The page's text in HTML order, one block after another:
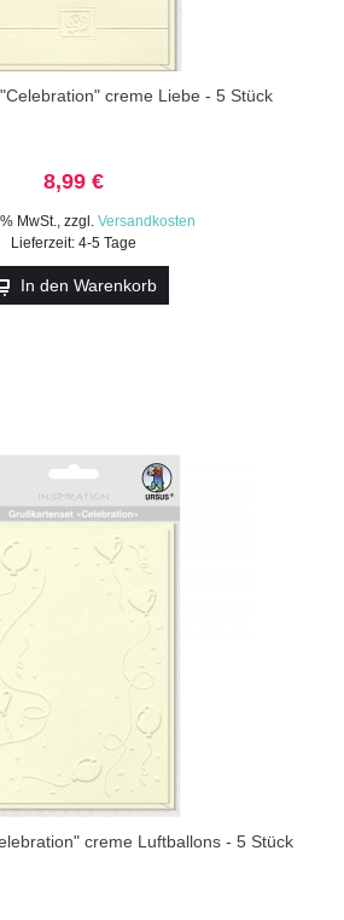
creme Liebe - 5 Stück
8,99 €
MwSt., zzgl. Versandkosten
Lieferzeit: 4-5 Tage
In den Warenkorb
creme Luftballons - 5 Stück